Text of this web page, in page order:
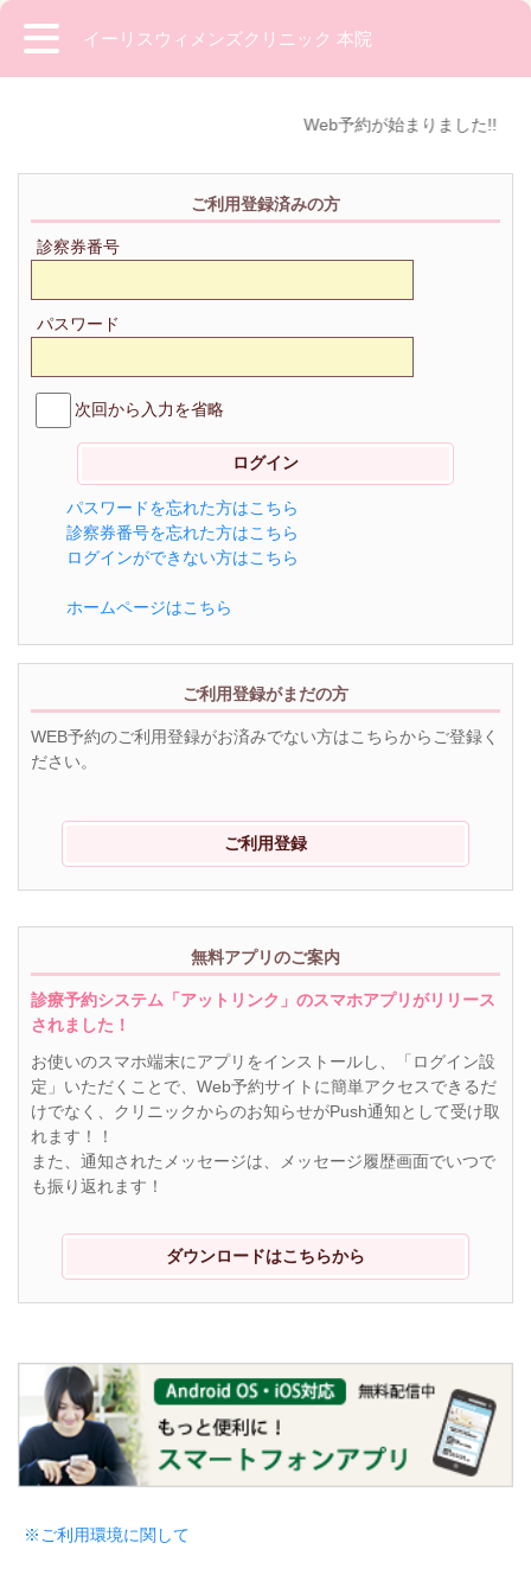
イーリスウィメンズクリニック 本院
Web予約が始まりました!!
ご利用登録済みの方
診察券番号
パスワード
次回から入力を省略
パスワードを忘れた方はこちら
診察券番号を忘れた方はこちら
ログインができない方はこちら
ホームページはこちら
ご利用登録がまだの方
WEB予約のご利用登録がお済みでない方はこちらからご登録く
ださい。
ご利用登録
無料アプリのご案内
診療予約システム「アットリンク」のスマホアプリがリリース
されました！
お使いのスマホ端末にアプリをインストールし、「ログイン設
定」いただくことで、Web予約サイトに簡単アクセスできるだ
けでなく、クリニックからのお知らせがPush通知として受け取
れます！！
また、通知されたメッセージは、メッセージ履歴画面でいつで
も振り返れます！
ダウンロードはこちらから
※ご利用環境に関して